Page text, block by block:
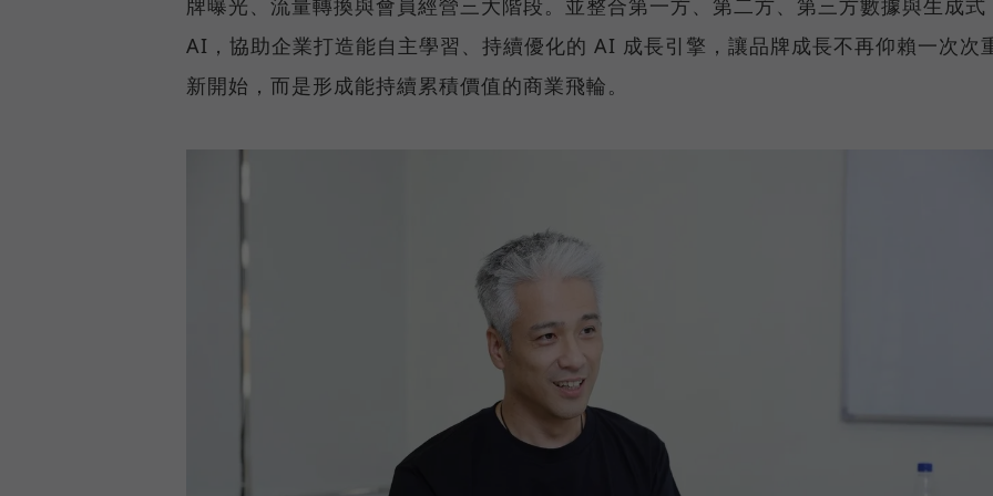
牌曝光、流量轉換與會員經營三大階段。並整合第一方、第二方、第三方數據與生成式
AI，協助企業打造能自主學習、持續優化的 AI 成長引擎，讓品牌成長不再仰賴一次次
新開始，而是形成能持續累積價值的商業飛輪。